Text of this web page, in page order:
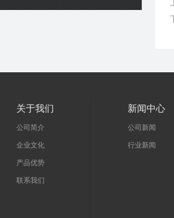
关于我们
公司简介
企业文化
产品优势
联系我们
新闻中心
公司新闻
行业新闻